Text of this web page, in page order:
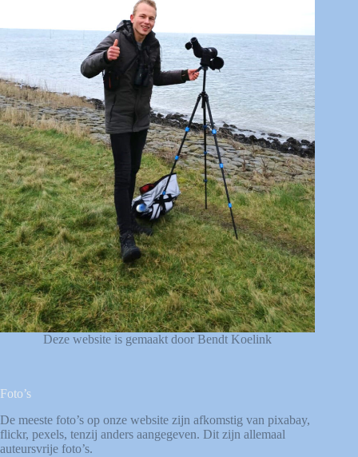
Deze website is gemaakt door Bendt Koelink
Foto’s
De meeste foto’s op onze website zijn afkomstig van pixabay,
flickr, pexels, tenzij anders aangegeven. Dit zijn allemaal
auteursvrije foto’s.